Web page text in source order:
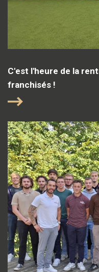
C'est l'heure de la
franchisés !